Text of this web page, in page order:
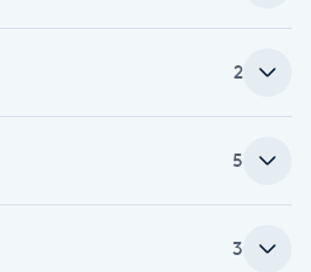
2
5
3